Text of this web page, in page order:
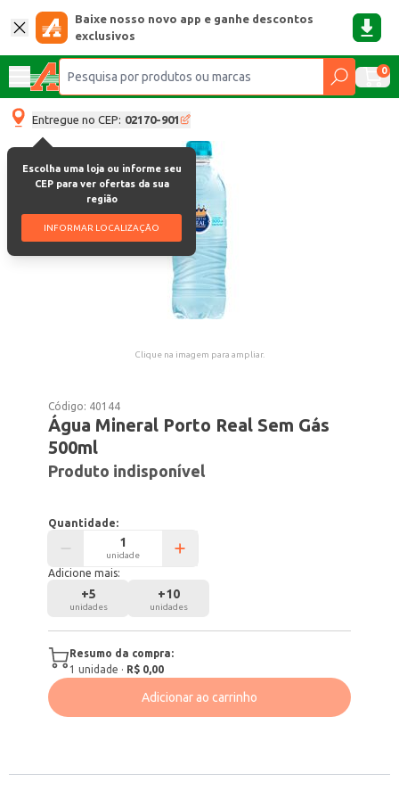
Baixe nosso novo app e ganhe descontos
exclusivos
0
Entregue no CEP: 02170-901
Escolha uma loja ou informe seu
CEP para ver ofertas da sua
região
INFORMAR LOCALIZAÇÃO
Clique na imagem para ampliar.
Código: 40144
Água Mineral Porto Real Sem Gás
500ml
Produto indisponível
Quantidade:
unidade
Adicione mais:
+5
unidades
+10
unidades
Resumo da compra:
1 unidade · R$ 0,00
Adicionar ao carrinho